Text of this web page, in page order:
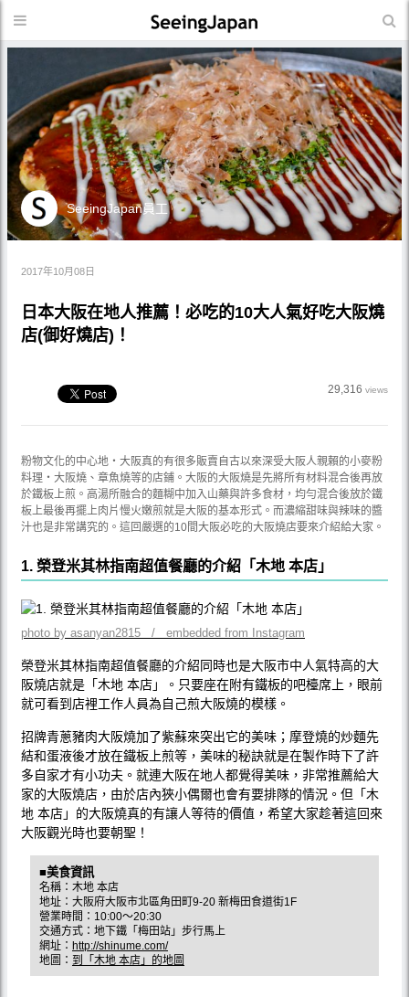
SeeingJapan員工
2017年10月08日
日本大阪在地人推薦！必吃的10大人氣好吃大阪燒
店(御好燒店)！
29,316 views
粉物文化的中心地‧大阪真的有很多販賣自古以來深受大阪人親賴的小麥粉
料理‧大阪燒、章魚燒等的店鋪。大阪的大阪燒是先將所有材料混合後再放
於鐵板上煎。高湯所融合的麵糊中加入山藥與許多食材，均勻混合後放於鐵
板上最後再擺上肉片慢火嫩煎就是大阪的基本形式。而濃縮甜味與辣味的醬
汁也是非常講究的。這回嚴選的10間大阪必吃的大阪燒店要來介紹給大家。
1. 榮登米其林指南超值餐廳的介紹「木地 本店」
photo by asanyan2815 / embedded from Instagram
榮登米其林指南超值餐廳的介紹同時也是大阪市中人氣特高的大
阪燒店就是「木地 本店」。只要座在附有鐵板的吧檯席上，眼前
就可看到店裡工作人員為自己煎大阪燒的模樣。
招牌青蔥豬肉大阪燒加了紫蘇來突出它的美味；摩登燒的炒麵先
結和蛋液後才放在鐵板上煎等，美味的秘訣就是在製作時下了許
多自家才有小功夫。就連大阪在地人都覺得美味，非常推薦給大
家的大阪燒店，由於店內狹小偶爾也會有要排隊的情況。但「木
地 本店」的大阪燒真的有讓人等待的價值，希望大家趁著這回來
大阪觀光時也要朝聖！
■美食資訊
名稱：木地 本店
地址：大阪府大阪市北區角田町9-20 新梅田食道街1F
營業時間：10:00〜20:30
交通方式：地下鐵「梅田站」步行馬上
網址： http://shinume.com/
地圖： 到「木地 本店」的地圖